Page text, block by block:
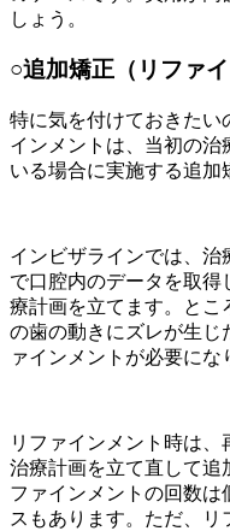
しょう。
○追加矯正（リファ
特に気を付けておきたい
インメントは、当初の治
いる場合に実施する追加
インビザラインでは、治
で口腔内のデータを取
療計画を立てます。とこ
の歯の動きにズレが生じ
ァインメントが必要にな
リファインメント時は、
治療計画を立て直して追
ファインメントの回数は
スもあります。ただ、